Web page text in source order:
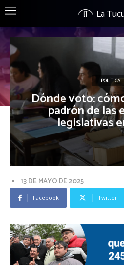
La
POLÍTICA
Dónde voto:
padrón de las
legislativas
13 DE MAYO DE 2025
Facebook Twitter